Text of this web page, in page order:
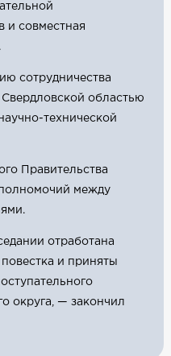
и совместная
сотрудничества
областью
технической
Правительства
между
отработана
и приняты
округа, — закончил